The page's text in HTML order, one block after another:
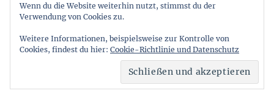
Autor
Ralf Reineke
Veröffentlicht
13. November 2016
Geschichte
Obus Straßenbahn Denkmalpflege
historischen,Mitteleinstiegswagen,Reko,Schaffner,
Themenfahrt
Wenn du die Website weiterhin nutzt, stimmst du der
Verwendung von Cookies zu.
Weitere Informationen, beispielsweise zur Kontrolle von
Cookies, findest du hier: Cookie-Richtlinie und Datenschutz